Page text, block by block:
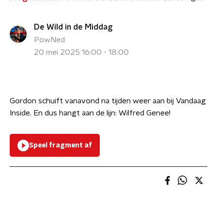
De Wild in de Middag
PowNed
20 mei 2025 16:00 - 18:00
Gordon schuift vanavond na tijden weer aan bij Vandaag
Inside. En dus hangt aan de lijn: Wilfred Genee!
Speel fragment af